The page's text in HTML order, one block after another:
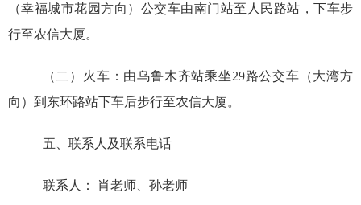
（幸福城市花园方向）公交车由南门站至人民路站，下车步
行至农信大厦。
（二）火车： 由乌鲁木齐站乘坐29路公交车（大湾方
向）到东环路站下车后步行至农信大厦。
五、联系人及联系电话
联系人： 肖老师、孙老师